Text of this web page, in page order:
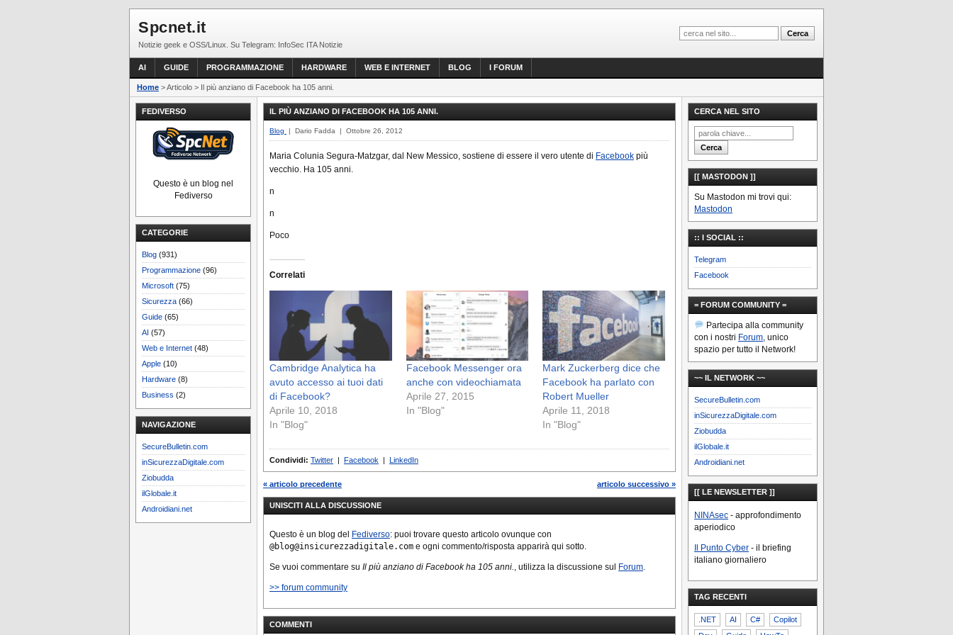
Spcnet.it
Notizie geek e OSS/Linux. Su Telegram: InfoSec ITA Notizie
AI GUIDE PROGRAMMAZIONE HARDWARE WEB E INTERNET BLOG I FORUM
Home > Articolo > Il più anziano di Facebook ha 105 anni.
FEDIVERSO
Questo è un blog nel
Fediverso
CATEGORIE
Blog (931)
Programmazione (96)
Microsoft (75)
Sicurezza (66)
Guide (65)
AI (57)
Web e Internet (48)
Apple (10)
Hardware (8)
Business (2)
NAVIGAZIONE
SecureBulletin.com
inSicurezzaDigitale.com
Ziobudda
ilGlobale.it
Androidiani.net
IL PIÙ ANZIANO DI FACEBOOK HA 105 ANNI.
Blog | Dario Fadda | Ottobre 26, 2012
Maria Colunia Segura-Matzgar, dal New Messico, sostiene di essere il vero utente di Facebook più
vecchio. Ha 105 anni.
n
n
Poco
Correlati
Cambridge Analytica ha
avuto accesso ai tuoi dati
di Facebook?
Aprile 10, 2018
In "Blog"
Facebook Messenger ora
anche con videochiamata
Aprile 27, 2015
In "Blog"
Mark Zuckerberg dice che
Facebook ha parlato con
Robert Mueller
Aprile 11, 2018
In "Blog"
Condividi: Twitter | Facebook | LinkedIn
« articolo precedente articolo successivo »
UNISCITI ALLA DISCUSSIONE
Questo è un blog del Fediverso: puoi trovare questo articolo ovunque con
@blog@insicurezzadigitale.com e ogni commento/risposta apparirà qui sotto.
Se vuoi commentare su Il più anziano di Facebook ha 105 anni. , utilizza la discussione sul Forum
>> forum community
COMMENTI
CERCA NEL SITO
[[ MASTODON ]]
Su Mastodon mi trovi qui:
Mastodon
:: I SOCIAL ::
Telegram
Facebook
= FORUM COMMUNITY =
Partecipa alla community
con i nostri Forum, unico
spazio per tutto il Network!
~~ IL NETWORK ~~
SecureBulletin.com
inSicurezzaDigitale.com
Ziobudda
ilGlobale.it
Androidiani.net
[[ LE NEWSLETTER ]]
NINAsec - approfondimento
aperiodico
Il Punto Cyber - il briefing
italiano giornaliero
TAG RECENTI
.NET AI C#
Copilot